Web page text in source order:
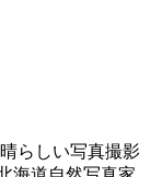
らしい写真撮影